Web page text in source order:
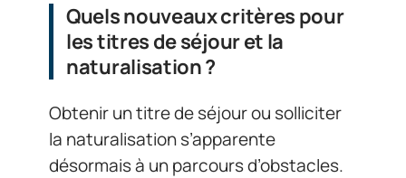
Quels nouveaux critères pour
les titres de séjour et la
naturalisation ?
Obtenir un titre de séjour ou solliciter
la naturalisation s’apparente
désormais à un parcours d’obstacles.